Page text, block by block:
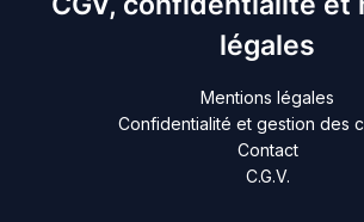
légales
Mentions légales
Confidentialité et gestion des
Contact
C.G.V.